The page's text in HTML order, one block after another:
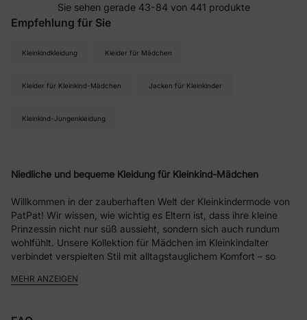
Sie sehen gerade 43-84 von 441 produkte
Empfehlung für Sie
Kleinkindkleidung Kleider für Mädchen
Kleider für Kleinkind-Mädchen Jacken für Kleinkinder
Kleinkind-Jungenkleidung
Niedliche und bequeme Kleidung für Kleinkind-Mädchen
Willkommen in der zauberhaften Welt der Kleinkindermode von
PatPat! Wir wissen, wie wichtig es Eltern ist, dass ihre kleine
Prinzessin nicht nur süß aussieht, sondern sich auch rundum
wohlfühlt. Unsere Kollektion für Mädchen im Kleinkindalter
verbindet verspielten Stil mit alltagstauglichem Komfort – so
Anlass.
MEHR ANZEIGEN